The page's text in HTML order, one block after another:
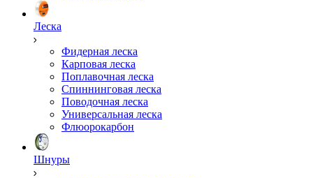
Леска
Фидерная леска
Карповая леска
Поплавочная леска
Спиннинговая леска
Поводочная леска
Универсальная леска
Флюорокарбон
Шнуры